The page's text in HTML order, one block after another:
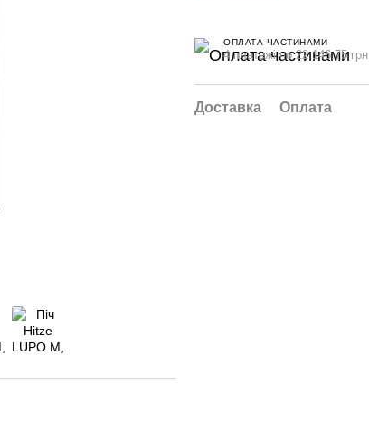
ОПЛАТА ЧАСТИНАМИ
4 платежі по 22 146.75 грн
Доставка Оплата